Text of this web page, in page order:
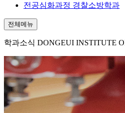
전공심화과정 경찰소방학과
전체메뉴
학과소식 DONGEUI INSTITUTE